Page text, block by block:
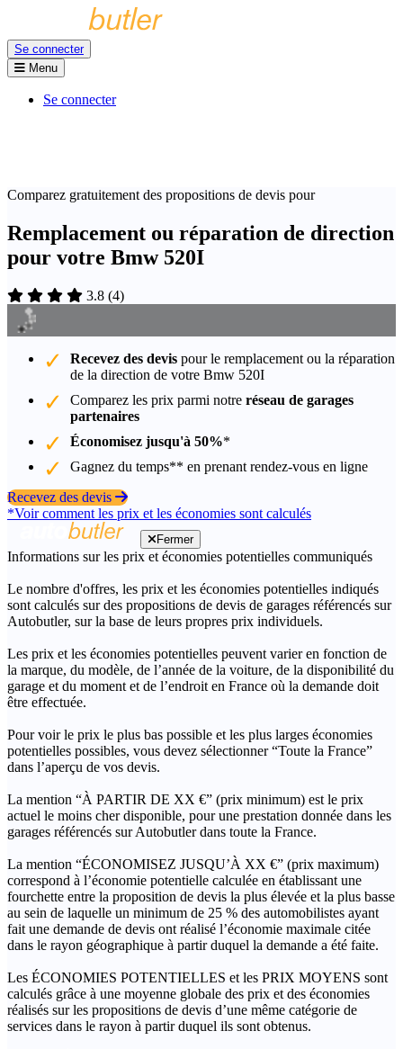
Se connecter
Menu
Se connecter
Comparez gratuitement des propositions de devis pour
Remplacement ou réparation de direction
pour votre Bmw 520I
3.8 (4)
Recevez des devis pour le remplacement ou la réparation
de la direction de votre Bmw 520I
Comparez les prix parmi notre réseau de garages
partenaires
Économisez jusqu'à 50%*
Gagnez du temps** en prenant rendez-vous en ligne
Recevez des devis
*Voir comment les prix et les économies sont calculés
Fermer
Informations sur les prix et économies potentielles communiqués
Le nombre d'offres, les prix et les économies potentielles indiqués
sont calculés sur des propositions de devis de garages référencés sur
Autobutler, sur la base de leurs propres prix individuels.
Les prix et les économies potentielles peuvent varier en fonction de
la marque, du modèle, de l’année de la voiture, de la disponibilité du
garage et du moment et de l’endroit en France où la demande doit
être effectuée.
Pour voir le prix le plus bas possible et les plus larges économies
potentielles possibles, vous devez sélectionner “Toute la France”
dans l’aperçu de vos devis.
La mention “À PARTIR DE XX €” (prix minimum) est le prix
actuel le moins cher disponible, pour une prestation donnée dans les
garages référencés sur Autobutler dans toute la France.
La mention “ÉCONOMISEZ JUSQU’À XX €” (prix maximum)
correspond à l’économie potentielle calculée en établissant une
fourchette entre la proposition de devis la plus élevée et la plus basse
au sein de laquelle un minimum de 25 % des automobilistes ayant
fait une demande de devis ont réalisé l’économie maximale citée
dans le rayon géographique à partir duquel la demande a été faite.
Les ÉCONOMIES POTENTIELLES et les PRIX MOYENS sont
calculés grâce à une moyenne globale des prix et des économies
réalisés sur les propositions de devis d’une même catégorie de
services dans le rayon à partir duquel ils sont obtenus.